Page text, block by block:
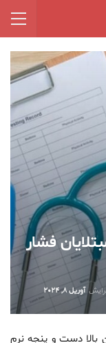
فشار
آوریل 8, 2024
بالا دست و پنجه نرم